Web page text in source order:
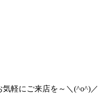
軽にご来店を～＼(^o^)／